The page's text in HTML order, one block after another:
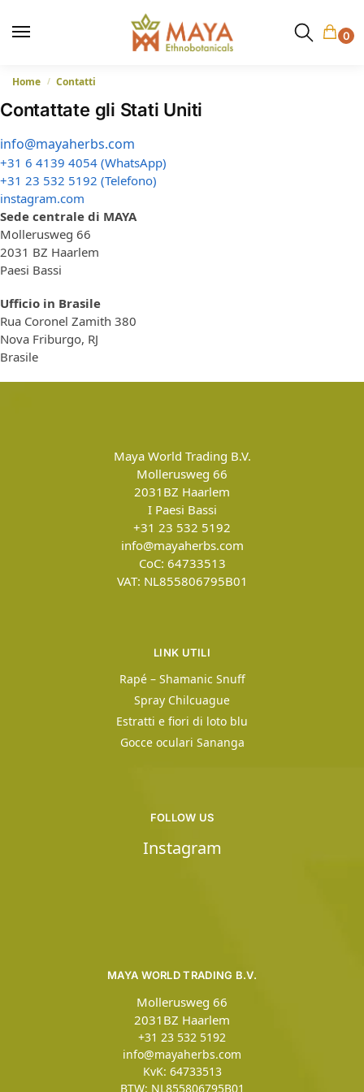
0
Home / Contatti
Contattate gli Stati Uniti
info@mayaherbs.com
+31 6 4139 4054 (WhatsApp)
+31 23 532 5192 (Telefono)
instagram.com
Sede centrale di MAYA
Mollerusweg 66
2031 BZ Haarlem
Paesi Bassi
Ufficio in Brasile
Rua Coronel Zamith 380
Nova Friburgo, RJ
Brasile
Maya World Trading B.V.
Mollerusweg 66
2031BZ Haarlem
I Paesi Bassi
+31 23 532 5192
info@mayaherbs.com
CoC: 64733513
VAT: NL855806795B01
LINK UTILI
Rapé – Shamanic Snuff
Spray Chilcuague
Estratti e fiori di loto blu
Gocce oculari Sananga
MAYA WORLD TRADING B.V.
Mollerusweg 66
2031BZ Haarlem
+31 23 532 5192
info@mayaherbs.com
KvK: 64733513
BTW: NL855806795B01
FOLLOW US
Instagram